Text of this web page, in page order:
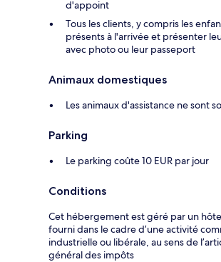
d'appoint
Tous les clients, y compris les
présents à l'arrivée et présenter
avec photo ou leur passeport
Animaux domestiques
Les animaux d'assistance ne sont
Parking
Le parking coûte 10 EUR par jour
Conditions
Cet hébergement est géré par un
fourni dans le cadre d’une activité
industrielle ou libérale, au sens de
général des impôts